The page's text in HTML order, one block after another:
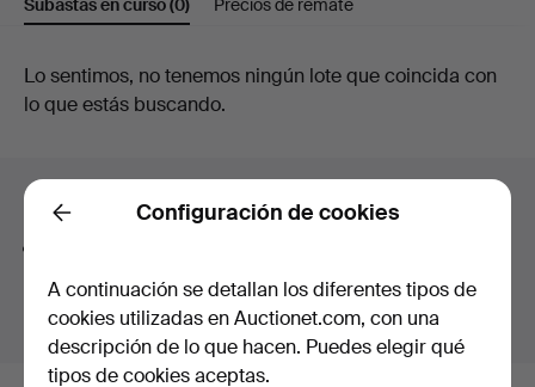
Subastas en curso(0) Precios de remate
Subastas
Lo sentimos, no tenemos ningún lote que coincida con
lo que estás buscando.
Consejos para mejorar la búsqueda
palabras. Por ejemplo si buscasbraz
te aparecerán
resultados parabrazalete.
Back Configuración de cookies
A continuación se detallan los diferentes tipos de
cookies utilizadas en Auctionet.com, con una
descripción de lo que hacen. Puedes elegir qué
tipos de cookies aceptas.